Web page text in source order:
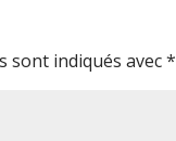
sont indiqués avec*